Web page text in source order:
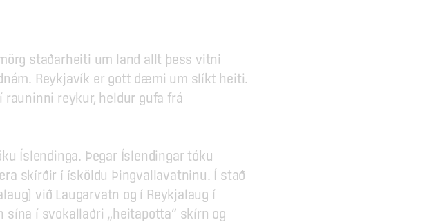
staðarheiti um land allt þess vitni
Reykjavík er gott dæmi um slíkt heiti.
rauninni reykur, heldur gufa frá
Íslendinga. Þegar Íslendingar tóku
skírðir í ísköldu Þingvallavatninu. Í stað
við Laugarvatn og í Reykjalaug í
sína í svokallaðri „heitapotta“ skírn og